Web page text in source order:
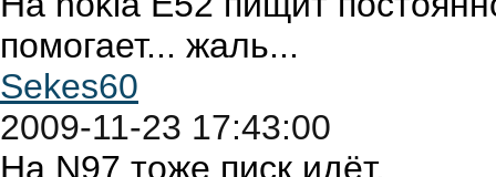
помогает... жаль...
Sekes60
2009-11-23 17:43:00
На N97 тоже писк идёт.